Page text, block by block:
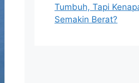
Tumbuh, Tapi
Semakin Berat?